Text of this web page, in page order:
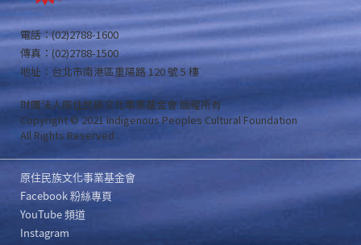
電話：(02)2788-1600
傳真：(02)2788-1500
地址：台北市南港區重陽路 120 號 5 樓
財團法人原住民族文化事業基金會 版權所有
Copyright © 2021 Indigenous Peoples Cultural Foundation
All Rights Reserved .
原住民族文化事業基金會
Facebook 粉絲專頁
YouTube 頻道
Instagram